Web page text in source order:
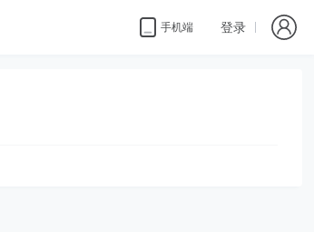
手机端 登录